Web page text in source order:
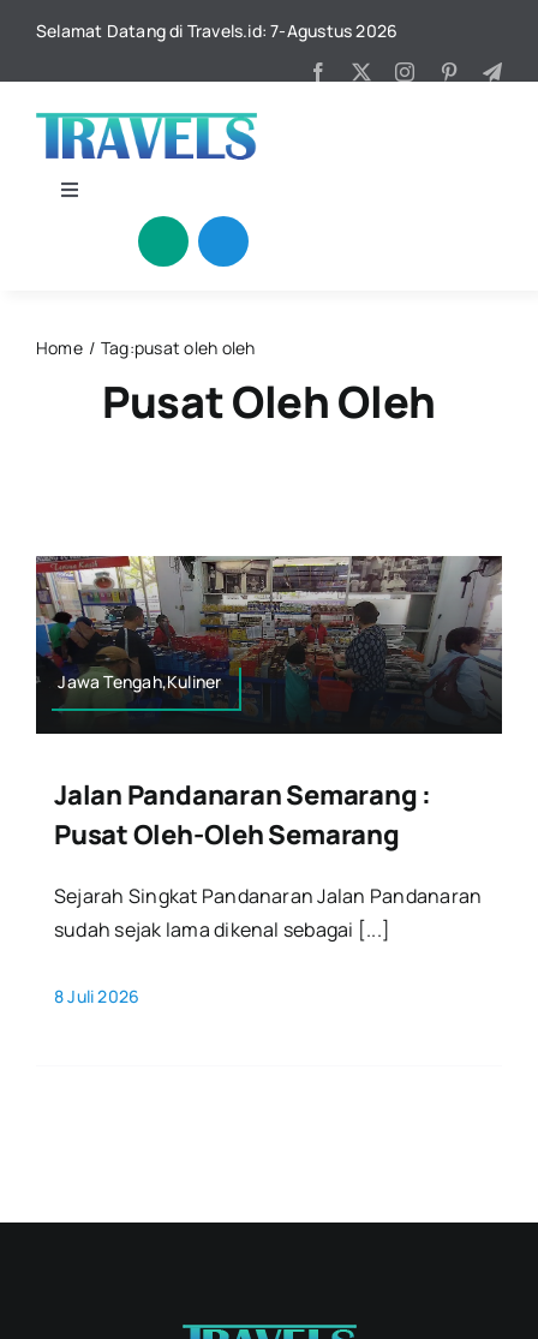
content
Selamat Datang di Travels.id: 7-Agustus 2026
Toggle
Navigation
Home Tag:pusat oleh oleh
Pusat Oleh Oleh
Jawa Tengah,Kuliner
Jalan Pandanaran Semarang :
Pusat Oleh-Oleh Semarang
Sejarah Singkat Pandanaran Jalan Pandanaran
sudah sejak lama dikenal sebagai [...]
8 Juli 2026